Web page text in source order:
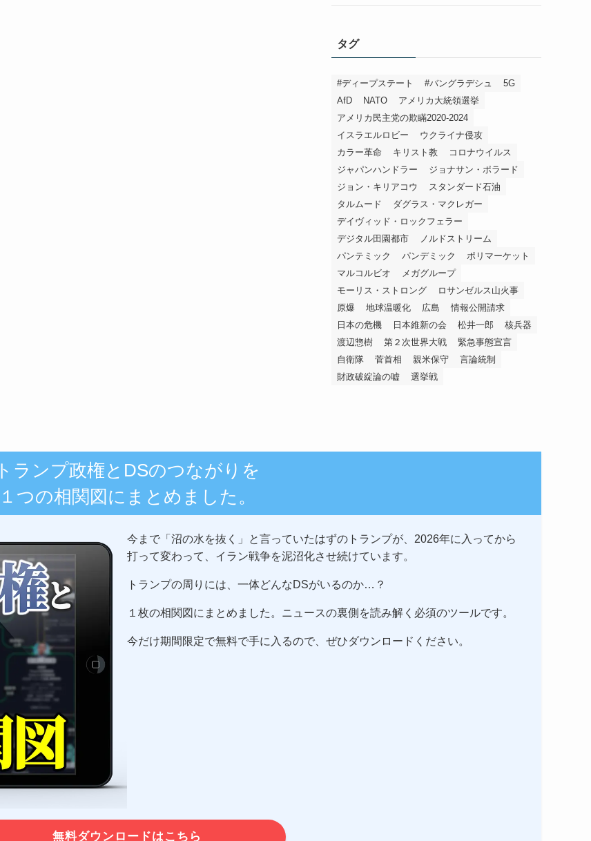
タグ
#ディープステート #バングラデシュ
5G
AfD
NATO
アメリカ大統領選挙
アメリカ民主党の欺瞞2020-2024
イスラエルロビー
ウクライナ侵攻
カラー革命
キリスト教
コロナウイルス
ジャパンハンドラー
ジョナサン・ポラード
ジョン・キリアコウ
スタンダード石油
タルムード
ダグラス・マクレガー
デイヴィッド・ロックフェラー
デジタル田園都市
ノルドストリーム
パンテミック
パンデミック
ポリマーケット
マルコルビオ
メガグループ
モーリス・ストロング
ロサンゼルス山火事
原爆
地球温暖化 広島
情報公開請求
日本の危機
日本維新の会 松井一郎
核兵器
渡辺惣樹
第２次世界大戦
緊急事態宣言
自衛隊
菅首相 親米保守
言論統制
財政破綻論の嘘
選挙戦
トランプ政権とDSのつながりを
１つの相関図にまとめました。
今まで「沼の水を抜く」と言っていたはずのトランプが、2026年に入ってから
打って変わって、イラン戦争を泥沼化させ続けています。
トランプの周りには、一体どんなDSがいるのか…？
１枚の相関図にまとめました。ニュースの裏側を読み解く必須のツールです。
今だけ期間限定で無料で手に入るので、ぜひダウンロードください。
無料ダウンロードはこちら